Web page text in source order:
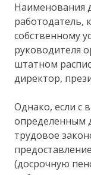
Наименования
работодатель,
собственному
руководителя
штатном
директор,
Однако, если с
определенным
трудовое
(досрочную